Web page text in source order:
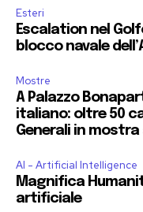
Esteri
Escalation nel
blocco navale
Mostre
A Palazzo
italiano: oltre 50
Generali in mostra
AI - Artificial Intelligence
Magnifica
artificiale